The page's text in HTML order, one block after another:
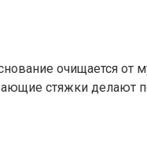
очищается от
стяжки делают